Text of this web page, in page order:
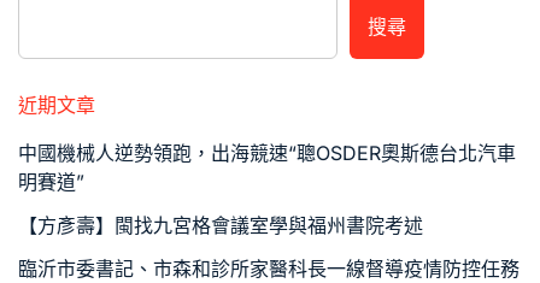
搜尋
近期文章
中國機械人逆勢領跑，出海競速“聰OSDER奧斯德台北汽車
明賽道”
【方彥壽】閩找九宮格會議室學與福州書院考述
臨沂市委書記、市森和診所家醫科長一線督導疫情防控任務